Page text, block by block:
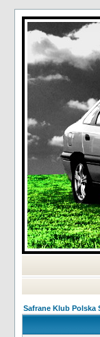
Safrane Klub Polska